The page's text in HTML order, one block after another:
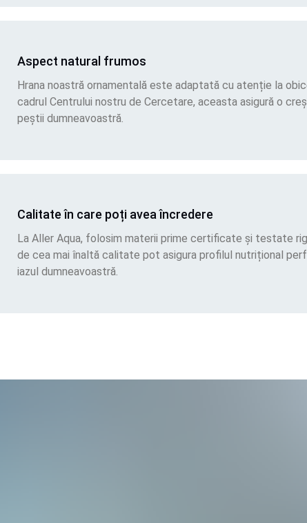
Aspect natural frumos
Hrana noastră ornamentală este adaptată cu atenție la
cadrul Centrului nostru de Cercetare, aceasta asigură o
peștii dumneavoastră.
Calitate în care poți avea încredere
La Aller Aqua, folosim materii prime certificate și testate
de cea mai înaltă calitate pot asigura profilul nutrițional
iazul dumneavoastră.